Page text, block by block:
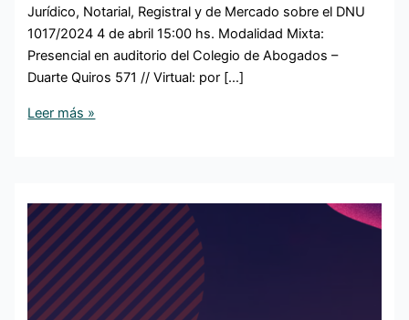
Jurídico, Notarial, Registral y de Mercado sobre el DNU
1017/2024 4 de abril 15:00 hs. Modalidad Mixta:
Presencial en auditorio del Colegio de Abogados –
Duarte Quiros 571 // Virtual: por […]
Leer más »